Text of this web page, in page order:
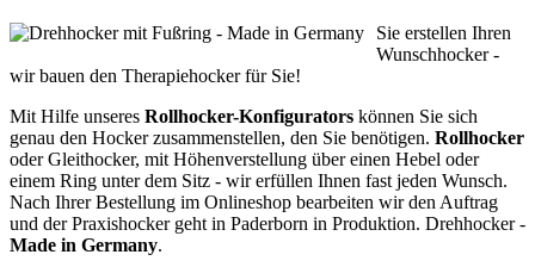
Sie erstellen Ihren
Wunschhocker -
wir bauen den Therapiehocker für Sie!
Mit Hilfe unseres Rollhocker-Konfigurators können Sie sich
genau den Hocker zusammenstellen, den Sie benötigen. Rollhocker
oder Gleithocker, mit Höhenverstellung über einen Hebel oder
einem Ring unter dem Sitz - wir erfüllen Ihnen fast jeden Wunsch.
Nach Ihrer Bestellung im Onlineshop bearbeiten wir den Auftrag
und der Praxishocker geht in Paderborn in Produktion. Drehhocker -
Made in Germany.